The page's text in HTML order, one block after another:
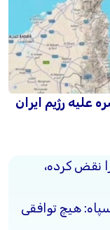
علیه رژیم ایران
نقض کرده،
هیچ توافقی